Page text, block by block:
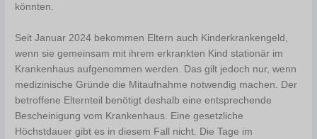
könnten.
Seit Januar 2024 bekommen Eltern auch Kinderkrankengeld,
wenn sie gemeinsam mit ihrem erkrankten Kind stationär im
Krankenhaus aufgenommen werden. Das gilt jedoch nur, wenn
medizinische Gründe die Mitaufnahme notwendig machen. Der
betroffene Elternteil benötigt deshalb eine entsprechende
Bescheinigung vom Krankenhaus. Eine gesetzliche
Höchstdauer gibt es in diesem Fall nicht. Die Tage im